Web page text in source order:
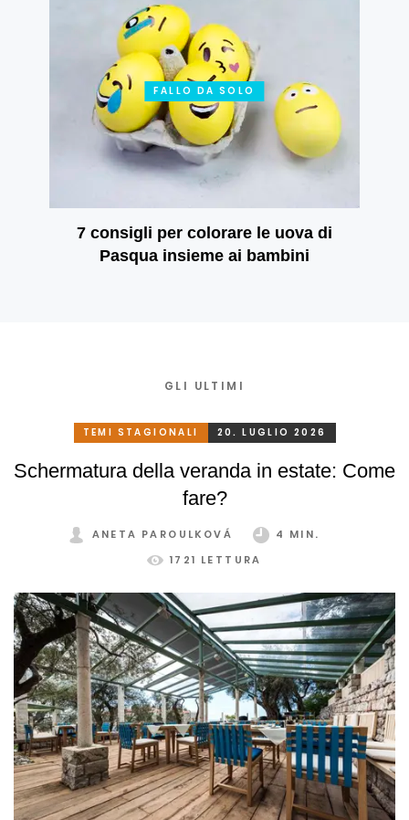
FALLO DA SOLO
7 consigli per colorare le uova di
Pasqua insieme ai bambini
GLI ULTIMI
TEMI STAGIONALI 20. LUGLIO 2026
Schermatura della veranda in estate: Come
fare?
ANETA PAROULKOVÁ
4 MIN.
1721 LETTURA